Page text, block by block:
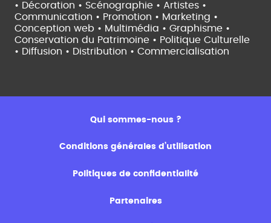
• Décoration • Scénographie • Artistes •
Communication • Promotion • Marketing •
Conception web • Multimédia • Graphisme •
Conservation du Patrimoine • Politique Culturelle
• Diffusion • Distribution • Commercialisation
Qui sommes-nous ?
Conditions générales d’utilisation
Politiques de confidentialité
Partenaires